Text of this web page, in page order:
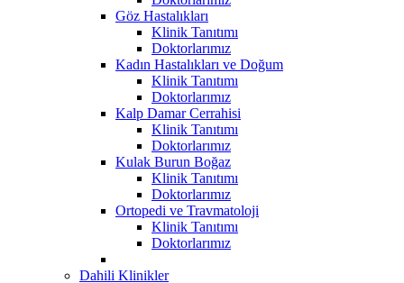
Göz Hastalıkları
Klinik Tanıtımı
Doktorlarımız
Kadın Hastalıkları ve Doğum
Klinik Tanıtımı
Doktorlarımız
Kalp Damar Cerrahisi
Klinik Tanıtımı
Doktorlarımız
Kulak Burun Boğaz
Klinik Tanıtımı
Doktorlarımız
Ortopedi ve Travmatoloji
Klinik Tanıtımı
Doktorlarımız
Dahili Klinikler